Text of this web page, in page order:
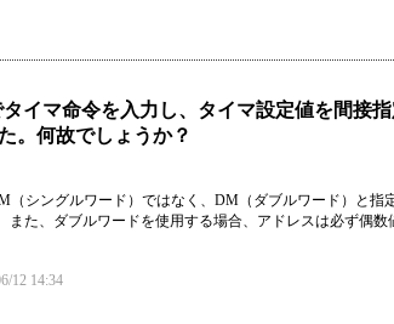
イマ命令を入力し、タイマ設定値を間接
。何故でしょうか？
（シングルワード）ではなく、DM（ダブルワード）と指
た、ダブルワードを使用する場合、アドレスは必ず偶数
12 14:34